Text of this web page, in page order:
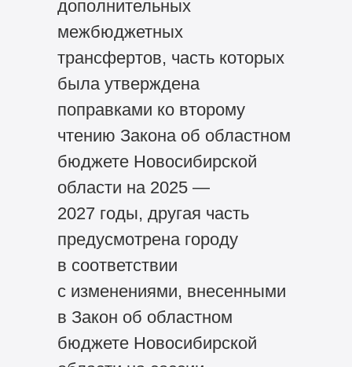
дополнительных
межбюджетных
трансфертов, часть которых
была утверждена
поправками ко второму
чтению Закона об областном
бюджете Новосибирской
области на 2025 —
2027 годы, другая часть
предусмотрена городу
в соответствии
с изменениями, внесенными
в Закон об областном
бюджете Новосибирской